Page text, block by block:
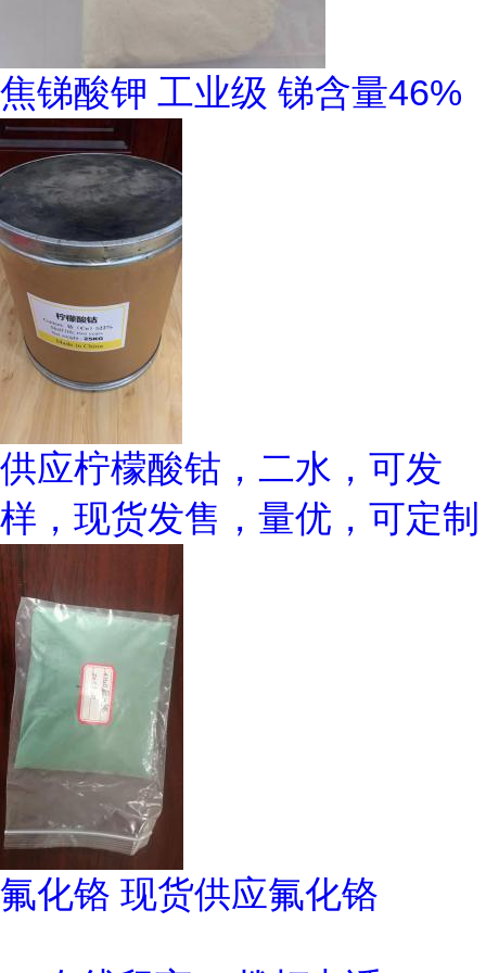
焦锑酸钾 工业级 锑含量46%
供应柠檬酸钴，二水，可发
样，现货发售，量优，可定制
氟化铬 现货供应氟化铬